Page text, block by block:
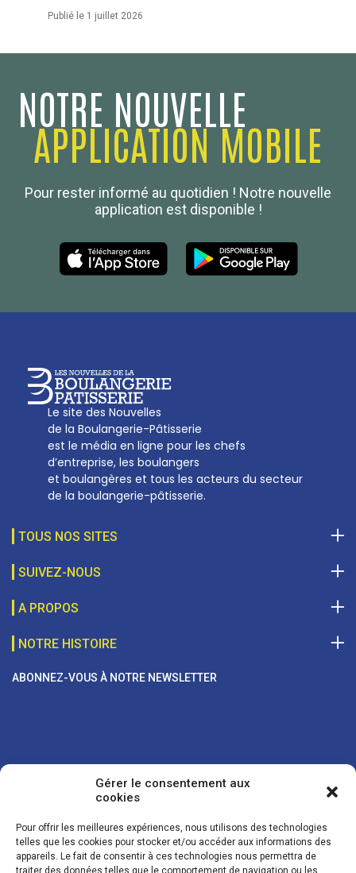
Gérer le consentement aux
cookies
Pour offrir les meilleures expériences, nous utilisons des technologies
telles que les cookies pour stocker et/ou accéder aux informations des
appareils. Le fait de consentir à ces technologies nous permettra de
traiter des données telles que le comportement de navigation ou les
Publié le 1 juillet 2026
NOTRE NOUVELLE
APPLICATION MOBILE
Pour rester informé au quotidien ! Notre nouvelle
application est disponible !
Le site des Nouvelles
de la Boulangerie-Pâtisserie
est le média en ligne pour les chefs
d’entreprise, les boulangers
et boulangères et tous les acteurs du secteur
de la boulangerie-pâtisserie.
TOUS NOS SITES
Boulanger de France
SUIVEZ-NOUS
A PROPOS
Les Nouvelles de la Boulangerie-Pâtisserie Française
27, av d’Eylau - 75782 Paris Cédex 16
01 53 70 16 25
NOTRE HISTOIRE
ABONNEZ-VOUS À NOTRE NEWSLETTER